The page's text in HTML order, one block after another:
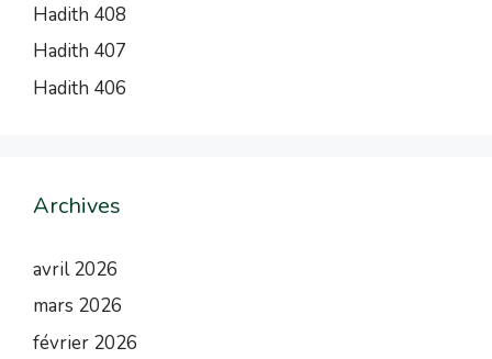
Hadith 408
Hadith 407
Hadith 406
Archives
avril 2026
mars 2026
février 2026